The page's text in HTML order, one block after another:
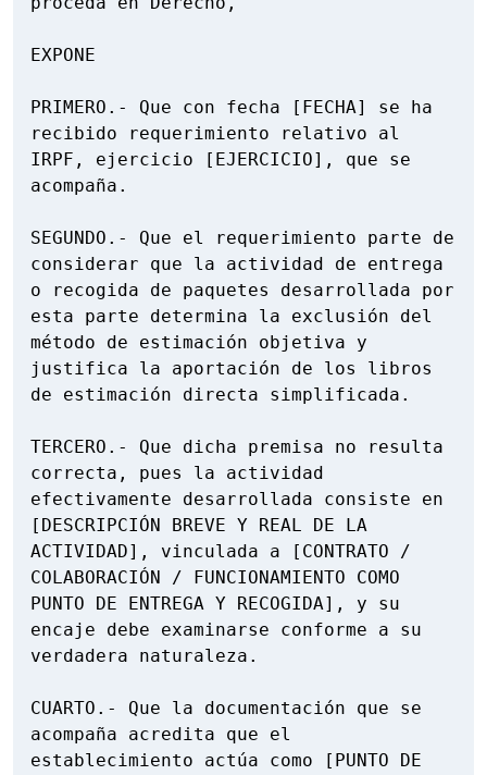
EXPONE
PRIMERO.- Que con fecha [FECHA] se ha
recibido requerimiento relativo al
IRPF, ejercicio [EJERCICIO], que se
acompaña.
SEGUNDO.- Que el requerimiento parte de
considerar que la actividad de entrega
o recogida de paquetes desarrollada por
esta parte determina la exclusión del
método de estimación objetiva y
justifica la aportación de los libros
de estimación directa simplificada.
TERCERO.- Que dicha premisa no resulta
correcta, pues la actividad
efectivamente desarrollada consiste en
[DESCRIPCIÓN BREVE Y REAL DE LA
ACTIVIDAD], vinculada a [CONTRATO /
COLABORACIÓN / FUNCIONAMIENTO COMO
PUNTO DE ENTREGA Y RECOGIDA], y su
encaje debe examinarse conforme a su
verdadera naturaleza.
CUARTO.- Que la documentación que se
acompaña acredita que el
establecimiento actúa como [PUNTO DE